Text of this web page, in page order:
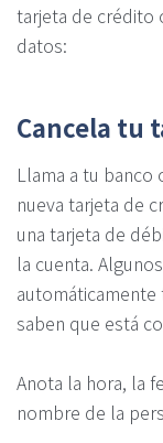
tarjeta de crédito
datos:
Cancela tu
Llama a tu banco
nueva tarjeta de
una tarjeta de
la cuenta.
automáticamente
saben que está
Anota la hora, la
nombre de la